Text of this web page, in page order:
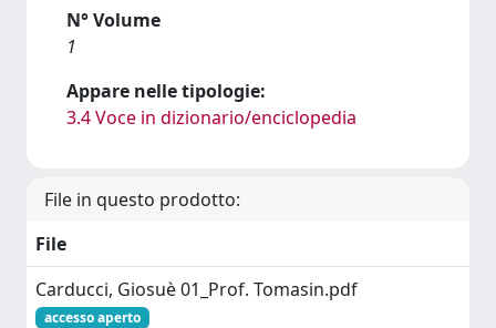
N° Volume
1
Appare nelle tipologie:
3.4 Voce in dizionario/enciclopedia
File in questo prodotto:
File
Carducci, Giosuè 01_Prof. Tomasin.pdf
accesso aperto